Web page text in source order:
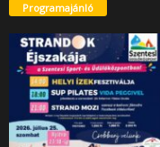
Programajánló